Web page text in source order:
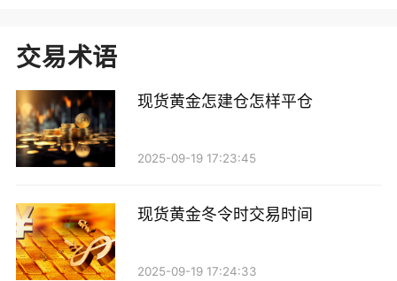
试后形成的，而上方的阻力位则在1850美元附近。若金
价突破1850美元，将可能引发更大幅度的上涨，反之则
可能再次回落。
2. 移动平均线：短期均线（如20日均线）与长期均
向上突破长期均线，可能会形成黄金价格的买入信号。
3. MACD指标：MACD指标目前显示出一定的上涨
交易术语
现货黄金怎建仓怎样平仓
2025-09-19 17:23:45
现货黄金冬令时交易时间
2025-09-19 17:24:33